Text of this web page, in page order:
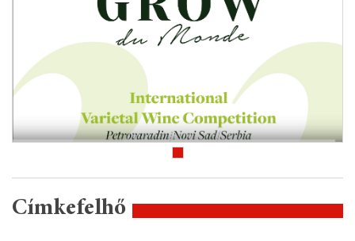
Címkefelhő